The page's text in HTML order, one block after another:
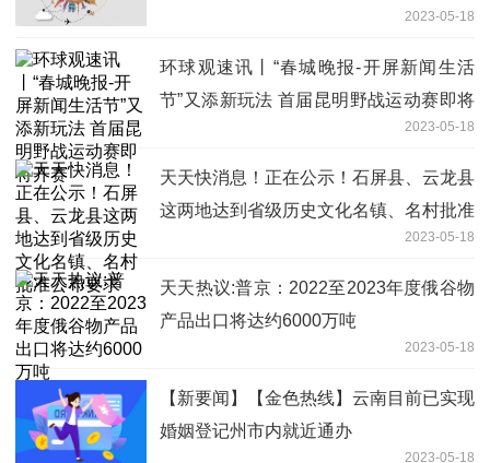
2023-05-18
环球观速讯丨“春城晚报-开屏新闻生活
节”又添新玩法 首届昆明野战运动赛即将
2023-05-18
天天快消息！正在公示！石屏县、云龙县
这两地达到省级历史文化名镇、名村批准
2023-05-18
天天热议:普京：2022至2023年度俄谷物
产品出口将达约6000万吨
2023-05-18
【新要闻】【金色热线】云南目前已实现
婚姻登记州市内就近通办
2023-05-18